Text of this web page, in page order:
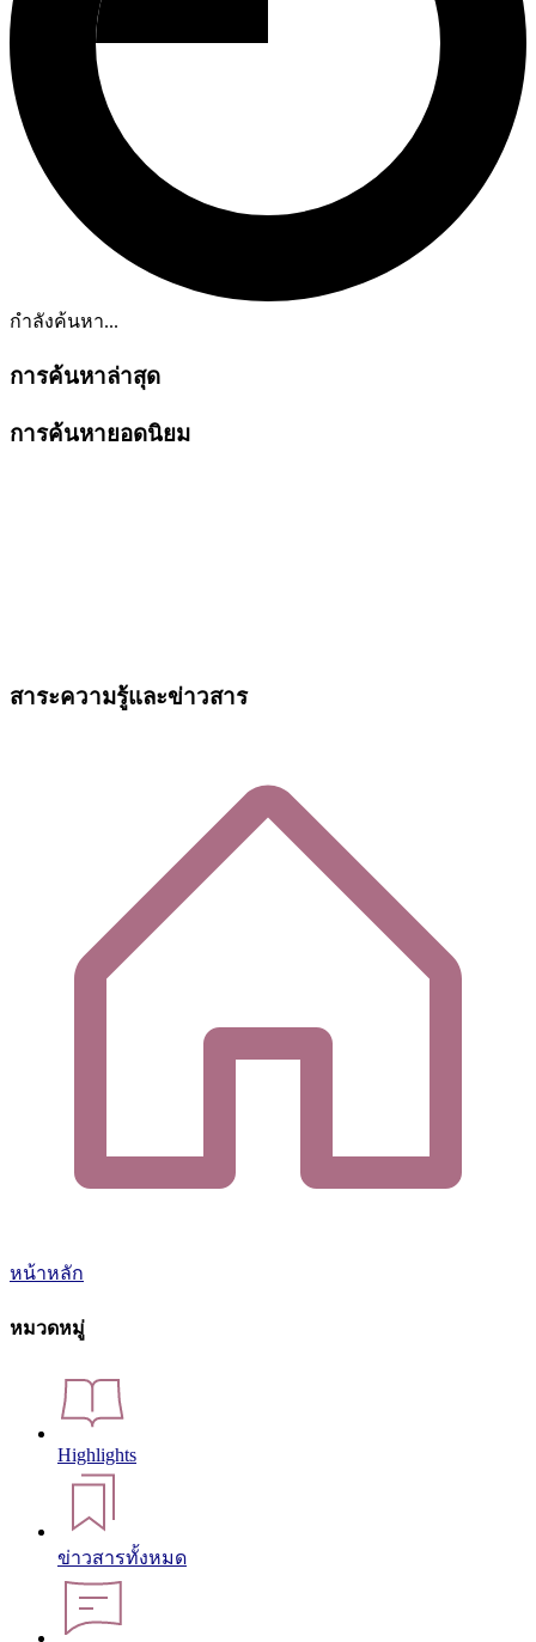
กำลังค้นหา...
การค้นหาล่าสุด
การค้นหายอดนิยม
สาระความรู้และข่าวสาร
หน้าหลัก
หมวดหมู่
Highlights
ข่าวสารทั้งหมด